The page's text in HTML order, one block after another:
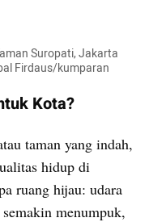
Suropati, Jakarta
Firdaus/kumparan
Kota?
taman yang indah,
hidup di
ruang hijau: udara
menumpuk,